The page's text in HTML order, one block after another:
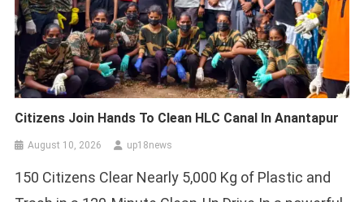
Citizens Join Hands To Clean HLC Canal In Anantapur
August 10, 2026 up18news
150 Citizens Clear Nearly 5,000 Kg of Plastic and